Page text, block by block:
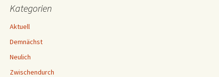
Kategorien
Aktuell
Demnächst
Neulich
Zwischendurch